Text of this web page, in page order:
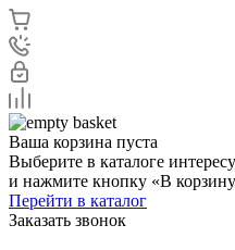
Ваша корзина пуста
Выберите в каталоге
и нажмите кнопку «В
Перейти в каталог
Заказать звонок